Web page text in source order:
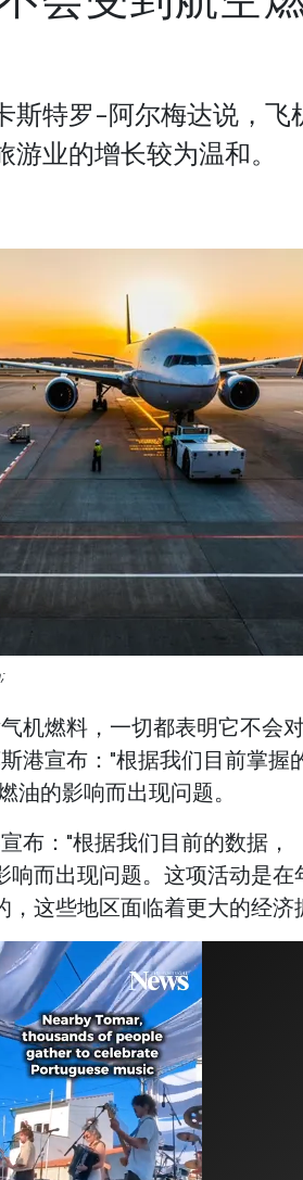
斯特罗-阿尔梅达说，飞
业的增长较为温和。
机燃料，一切都表明它不会
港宣布："根据我们目前掌握
油的影响而出现问题。
布："根据我们目前的数据，
响而出现问题。这项活动是在
这些地区面临着更大的经济